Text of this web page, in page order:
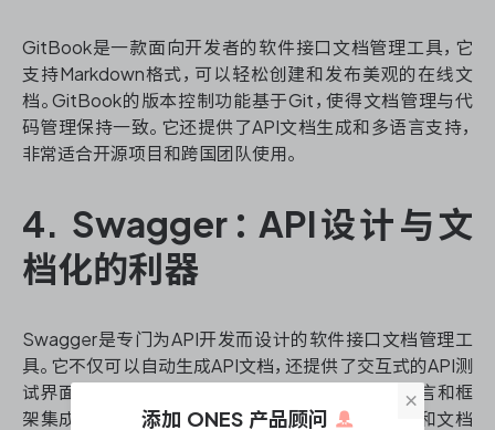
GitBook是一款面向开发者的软件接口文档管理工具，它
支持Markdown格式，可以轻松创建和发布美观的在线文
档。GitBook的版本控制功能基于Git，使得文档管理与代
码管理保持一致。它还提供了API文档生成和多语言支持，
非常适合开源项目和跨国团队使用。
4. Swagger：API设计与文
档化的利器
Swagger是专门为API开发而设计的软件接口文档管理工
具。它不仅可以自动生成API文档，还提供了交互式的API测
试界面。Swagger的优势在于它可以与多种编程语言和框
架集成，支持OpenAPI规范，使得API的设计、开发和文档
×
添加 ONES 产品顾问